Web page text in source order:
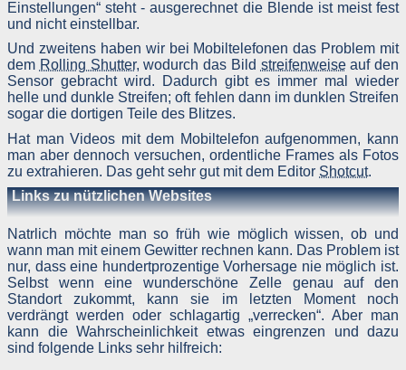
Einstellungen“ steht - ausgerechnet die Blende ist meist fest
und nicht einstellbar.
Und zweitens haben wir bei Mobiltelefonen das Problem mit
dem Rolling Shutter, wodurch das Bild streifenweiseauf den
Sensor gebracht wird. Dadurch gibt es immer mal wieder
helle und dunkle Streifen; oft fehlen dann im dunklen Streifen
sogar die dortigen Teile des Blitzes.
Hat man Videos mit dem Mobiltelefon aufgenommen, kann
man aber dennoch versuchen, ordentliche Frames als Fotos
zu extrahieren. Das geht sehr gut mit dem Editor Shotcut.
Links zu nützlichen Websites
Natrlich möchte man so früh wie möglich wissen, ob und
wann man mit einem Gewitter rechnen kann. Das Problem ist
nur, dass eine hundertprozentige Vorhersage nie möglich ist.
Selbst wenn eine wunderschöne Zelle genau auf den
Standort zukommt, kann sie im letzten Moment noch
verdrängt werden oder schlagartig „verrecken“. Aber man
kann die Wahrscheinlichkeit etwas eingrenzen und dazu
sind folgende Links sehr hilfreich: